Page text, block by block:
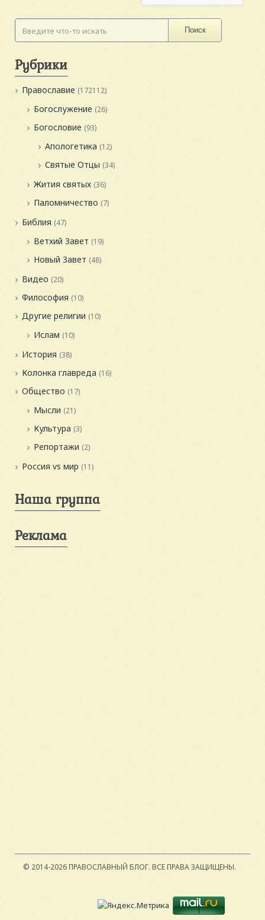
Поиск
Рубрики
Православие (172112)
Богослужение (26)
Богословие (93)
Апологетика (12)
Святые Отцы (34)
Жития святых (36)
Паломничество (7)
Библия (47)
Ветхий Завет (19)
Новый Завет (48)
Видео (20)
Философия (10)
Другие религии (10)
Ислам (10)
История (38)
Колонка главреда (16)
Общество (17)
Мысли (21)
Культура (3)
Репортажи (2)
Россия vs мир (11)
Наша группа
Реклама
© 2014-2026 ПРАВОСЛАВНЫЙ БЛОГ. ВСЕ ПРАВА ЗАЩИЩЕНЫ.